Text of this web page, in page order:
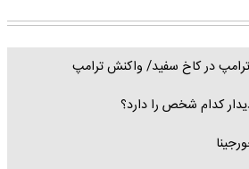
ترامپ در کاخ سفید/ واکنش ترامپ
کدام شخص را دارد؟